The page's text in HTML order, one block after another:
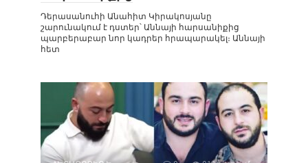
Դերասանուհի Անահիտ Կիրակոսյանը
շարունակում է դստեր՝ Աննայի հարսանիքից
պարբերաբար նոր կադրեր հրապարակել։ Աննայի
հետ